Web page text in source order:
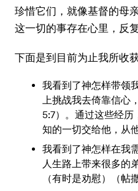
珍惜它们，就像基督的母
这一切的事存在心里，反
下面是到目前为止我所收
我看到了神怎样带领
上挑战我去倚靠信心
5:7）。通过这些经历
知的一切交给他，从
我看到了神怎样在我
人生路上带来很多的
（有时是劝慰）（帖